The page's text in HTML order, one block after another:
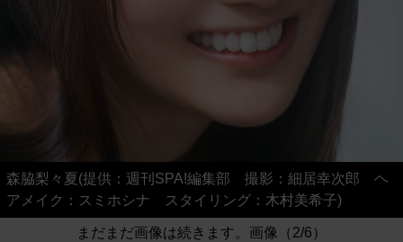
森脇梨々夏(提供：週刊SPA!編集部 撮影：細居幸次郎 ヘ
アメイク：スミホシナ スタイリング：木村美希子)
まだまだ画像は続きます。画像（2/6）